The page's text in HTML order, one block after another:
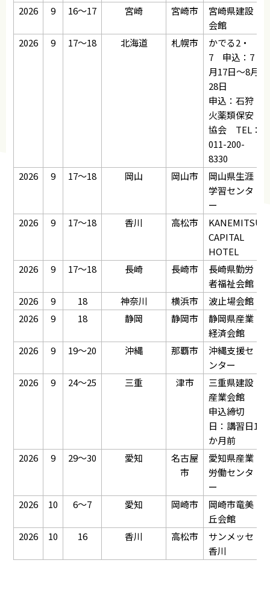
2026
9 16～17 宮崎 宮崎市
宮崎県建設
会館
2026
9 17～18 北海道 札幌市
かでる2・
7 申込：7
月17日～8月
28日
申込：石狩
火薬類保安
協会 TEL：
011-200-
8330
2026
9 17～18 岡山 岡山市
岡山県生涯
学習センタ
ー
2026
9 17～18 香川 高松市
KANEMITSU
CAPITAL
HOTEL
2026
9 17～18 長崎 長崎市
長崎県勤労
者福祉会館
2026
9 18 神奈川 横浜市
波止場会館
2026
9 18 静岡 静岡市
静岡県産業
経済会館
2026
9 19～20 沖縄 那覇市
沖縄支援セ
ンター
2026
9 24～25 三重 津市
三重県建設
産業会館
申込締切
日：講習日1
か月前
2026
9 29～30 愛知
名古屋
市
愛知県産業
労働センタ
ー
2026
10 6～7 愛知 岡崎市
岡崎市竜美
丘会館
2026
10 16 香川 高松市
サンメッセ
香川